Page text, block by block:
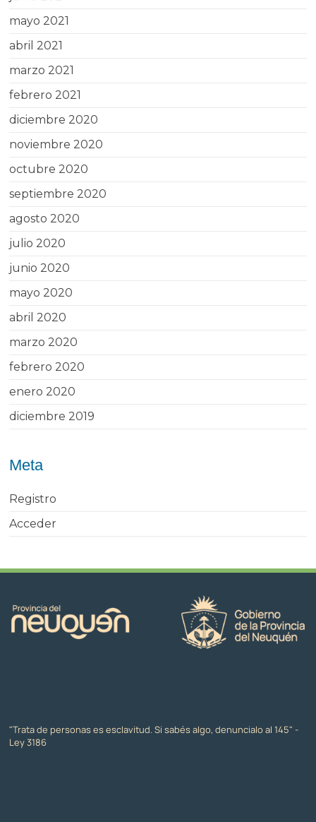
mayo 2021
abril 2021
marzo 2021
febrero 2021
diciembre 2020
noviembre 2020
octubre 2020
septiembre 2020
agosto 2020
julio 2020
junio 2020
mayo 2020
abril 2020
marzo 2020
febrero 2020
enero 2020
diciembre 2019
Meta
Registro
Acceder
"Trata de personas es esclavitud. Si sabés algo, denuncialo al 145" -
Ley 3186